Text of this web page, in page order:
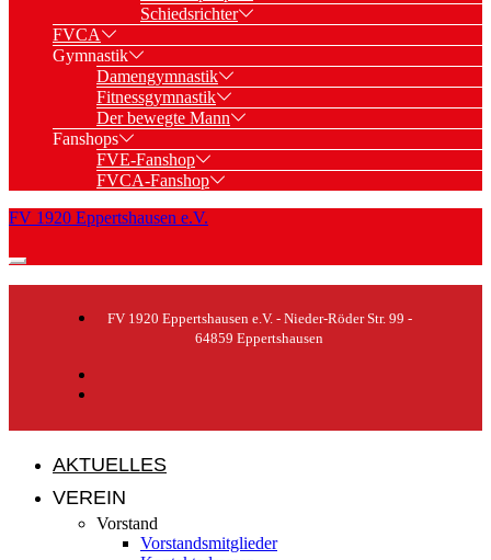
Schiedsrichter
FVCA
Gymnastik
Damengymnastik
Fitnessgymnastik
Der bewegte Mann
Fanshops
FVE-Fanshop
FVCA-Fanshop
FV 1920 Eppertshausen e.V.
FV 1920 Eppertshausen e.V. - Nieder-Röder Str. 99 -
64859 Eppertshausen
AKTUELLES
VEREIN
Vorstand
Vorstandsmitglieder